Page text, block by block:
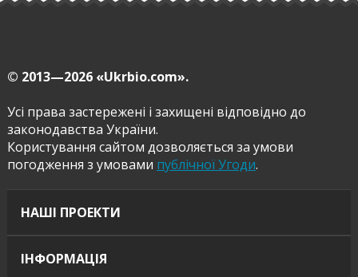
© 2013—2026 «Ukrbio.com».
Усі права застережені і захищені відповідно до
законодавства України.
Користування сайтом дозволяється за умови
погодження з умовами публічної Угоди.
НАШІ ПРОЕКТИ
ІНФОРМАЦІЯ